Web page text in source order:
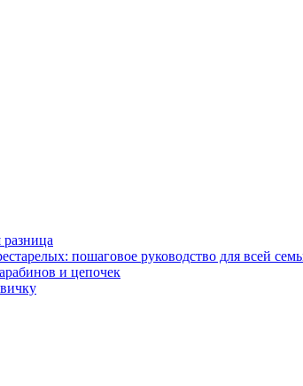
пошаговое руководство для всей
и цепочек